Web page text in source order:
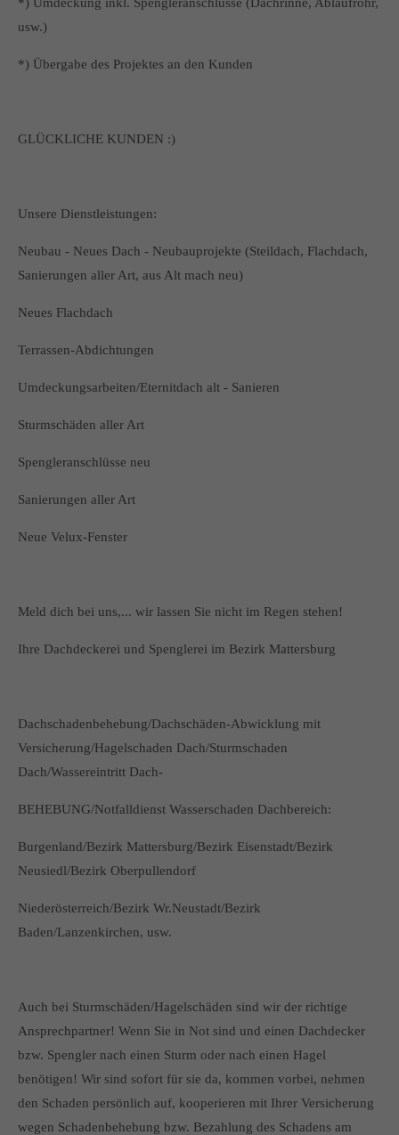
usw.)
*) Übergabe des Projektes an den Kunden
GLÜCKLICHE KUNDEN :)
Unsere Dienstleistungen:
Neubau - Neues Dach - Neubauprojekte (Steildach, Flachdach,
Sanierungen aller Art, aus Alt mach neu)
Neues Flachdach
Terrassen-Abdichtungen
Umdeckungsarbeiten/Eternitdach alt - Sanieren
Sturmschäden aller Art
Spengleranschlüsse neu
Sanierungen aller Art
Neue Velux-Fenster
Meld dich bei uns,... wir lassen Sie nicht im Regen stehen!
Ihre Dachdeckerei und Spenglerei im Bezirk Mattersburg
Dachschadenbehebung/Dachschäden-Abwicklung mit
Versicherung/Hagelschaden Dach/Sturmschaden
Dach/Wassereintritt Dach-
BEHEBUNG/Notfalldienst Wasserschaden Dachbereich:
Burgenland/Bezirk Mattersburg/Bezirk Eisenstadt/Bezirk
Neusiedl/Bezirk Oberpullendorf
Niederösterreich/Bezirk Wr.Neustadt/Bezirk
Baden/Lanzenkirchen, usw.
Auch bei Sturmschäden/Hagelschäden sind wir der richtige
Ansprechpartner! Wenn Sie in Not sind und einen Dachdecker
bzw. Spengler nach einen Sturm oder nach einen Hagel
benötigen! Wir sind sofort für sie da, kommen vorbei, nehmen
den Schaden persönlich auf, kooperieren mit Ihrer Versicherung
wegen Schadenbehebung bzw. Bezahlung des Schadens am